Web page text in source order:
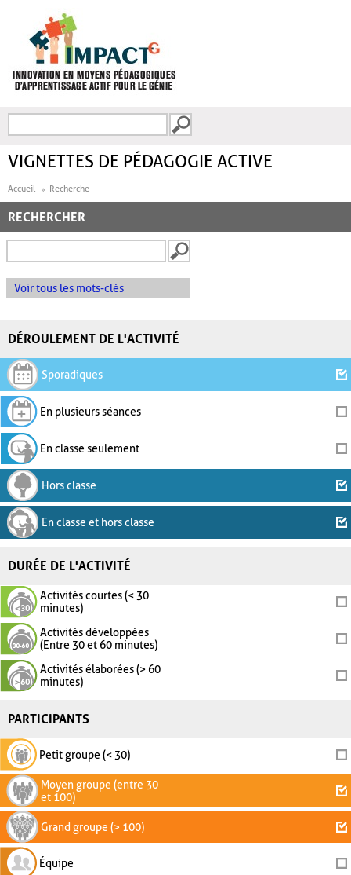
FORMULAIRE DE
VIGNETTES DE PÉDAGOGIE ACTIVE
Accueil Recherche
RECHERCHER
Voir tous les mots-clés
DÉROULEMENT DE L'ACTIVITÉ
Sporadiques
En plusieurs séances
En classe seulement
Hors classe
En classe et hors classe
DURÉE DE L'ACTIVITÉ
Activités courtes (< 30
minutes)
Activités développées
(Entre 30 et 60 minutes)
Activités élaborées (> 60
minutes)
PARTICIPANTS
Petit groupe (< 30)
Moyen groupe (entre 30
et 100)
Grand groupe (> 100)
Équipe